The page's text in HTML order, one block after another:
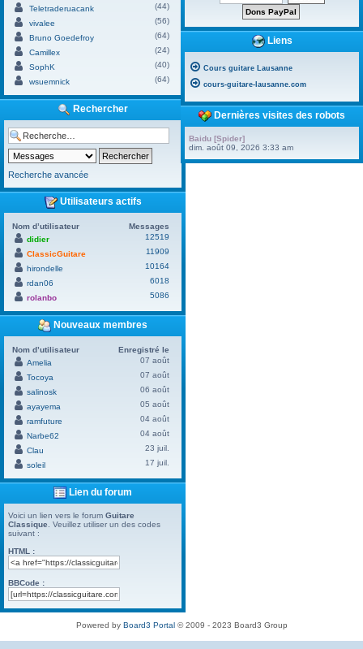
Teletraderuacank
(44)
vivalee
(56)
Bruno Goedefroy
(64)
Camillex
(24)
SophK
(40)
wsuemnick
(64)
Rechercher
Recherche avancée
Utilisateurs actifs
Nom d’utilisateur
Messages
didier
12519
ClassicGuitare
11909
hirondelle
10164
rdan06
6018
rolanbo
5086
Nouveaux membres
Nom d’utilisateur
Enregistré le
Amelia
07 août
Tocoya
07 août
salinosk
06 août
ayayema
05 août
ramfuture
04 août
Narbe62
04 août
Clau
23 juil.
soleil
17 juil.
Lien du forum
Voici un lien vers le forum Guitare
Classique . Veuillez utiliser un des codes
suivant :
HTML :
BBCode :
Liens
Cours guitare Lausanne
cours-guitare-lausanne.com
Dernières visites des robots
Baidu [Spider]
dim. août 09, 2026 3:33 am
Powered by Board3 Portal© 2009 - 2023 Board3 Group